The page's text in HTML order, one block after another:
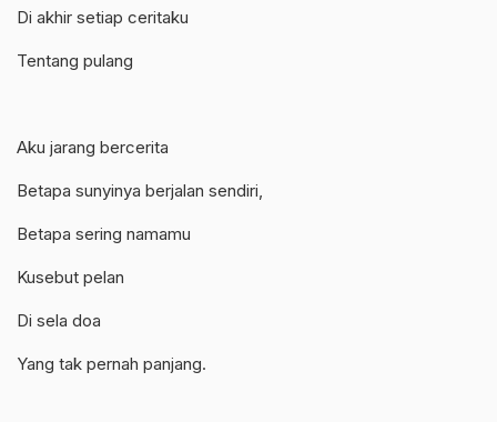
Di akhir setiap ceritaku
Tentang pulang
Aku jarang bercerita
Betapa sunyinya berjalan sendiri,
Betapa sering namamu
Kusebut pelan
Di sela doa
Yang tak pernah panjang.